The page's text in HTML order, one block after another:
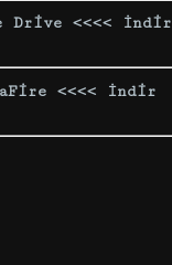
Drive <<<< İndir
<<<< İndir